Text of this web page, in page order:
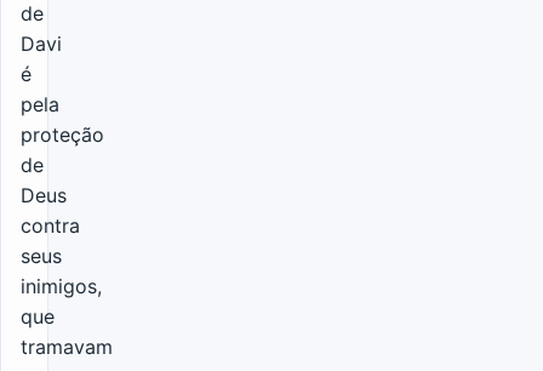
de
Davi
é
pela
proteção
de
Deus
contra
seus
inimigos,
que
tramavam